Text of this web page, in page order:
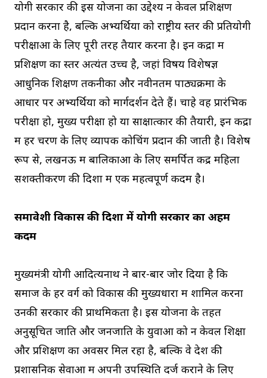
योगी सरकार की इस योजना का उद्देश्य न केवल प्रशिक्षण
प्रदान करना है, बल्कि अभ्यर्थियों को राष्ट्रीय स्तर की प्रतियोगी
परीक्षाओं के लिए पूरी तरह तैयार करना है। इन केंद्रों में
प्रशिक्षण का स्तर अत्यंत उच्च है, जहां विषय विशेषज्ञ
आधुनिक शिक्षण तकनीकों और नवीनतम पाठ्यक्रमों के
आधार पर अभ्यर्थियों को मार्गदर्शन देते हैं। चाहे वह प्रारंभिक
परीक्षा हो, मुख्य परीक्षा हो या साक्षात्कार की तैयारी, इन केंद्रों
में हर चरण के लिए व्यापक कोचिंग प्रदान की जाती है। विशेष
रूप से, लखनऊ में बालिकाओं के लिए समर्पित केंद्र महिला
सशक्तीकरण की दिशा में एक महत्वपूर्ण कदम है।
समावेशी विकास की दिशा में योगी सरकार का अहम
कदम
मुख्यमंत्री योगी आदित्यनाथ ने बार-बार जोर दिया है कि
समाज के हर वर्ग को विकास की मुख्यधारा में शामिल करना
उनकी सरकार की प्राथमिकता है। इस योजना के तहत
अनुसूचित जाति और जनजाति के युवाओं को न केवल शिक्षा
और प्रशिक्षण का अवसर मिल रहा है, बल्कि वे देश की
प्रशासनिक सेवाओं में अपनी उपस्थिति दर्ज कराने के लिए